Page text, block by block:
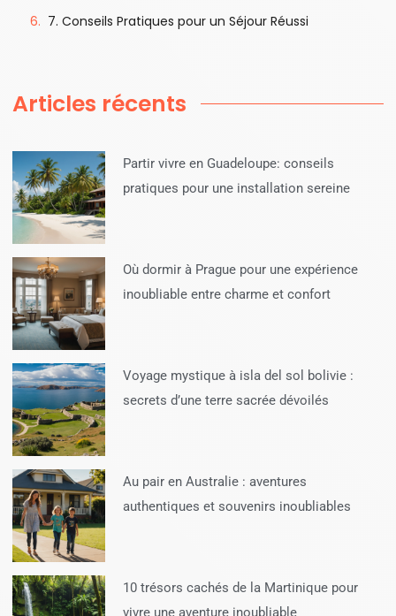
7. Conseils Pratiques pour un Séjour Réussi
Articles récents
Partir vivre en Guadeloupe: conseils
pratiques pour une installation sereine
Où dormir à Prague pour une expérience
inoubliable entre charme et confort
Voyage mystique à isla del sol bolivie :
secrets d’une terre sacrée dévoilés
Au pair en Australie : aventures
authentiques et souvenirs inoubliables
10 trésors cachés de la Martinique pour
vivre une aventure inoubliable